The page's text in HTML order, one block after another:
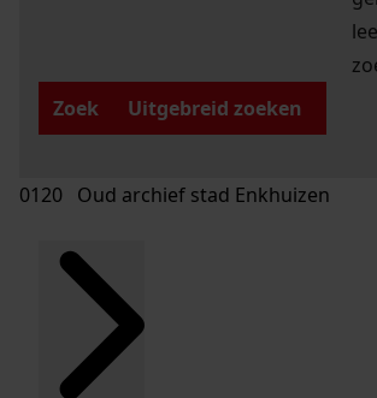
Zoek
Uitgebreid zoeken
0120 Oud archief stad Enkhuizen